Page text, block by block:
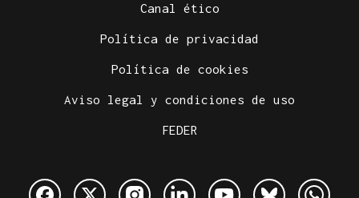
Canal ético
Política de privacidad
Política de cookies
Aviso legal y condiciones de uso
FEDER